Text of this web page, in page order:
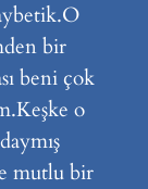
bir
beni çok
o
mutlu bir